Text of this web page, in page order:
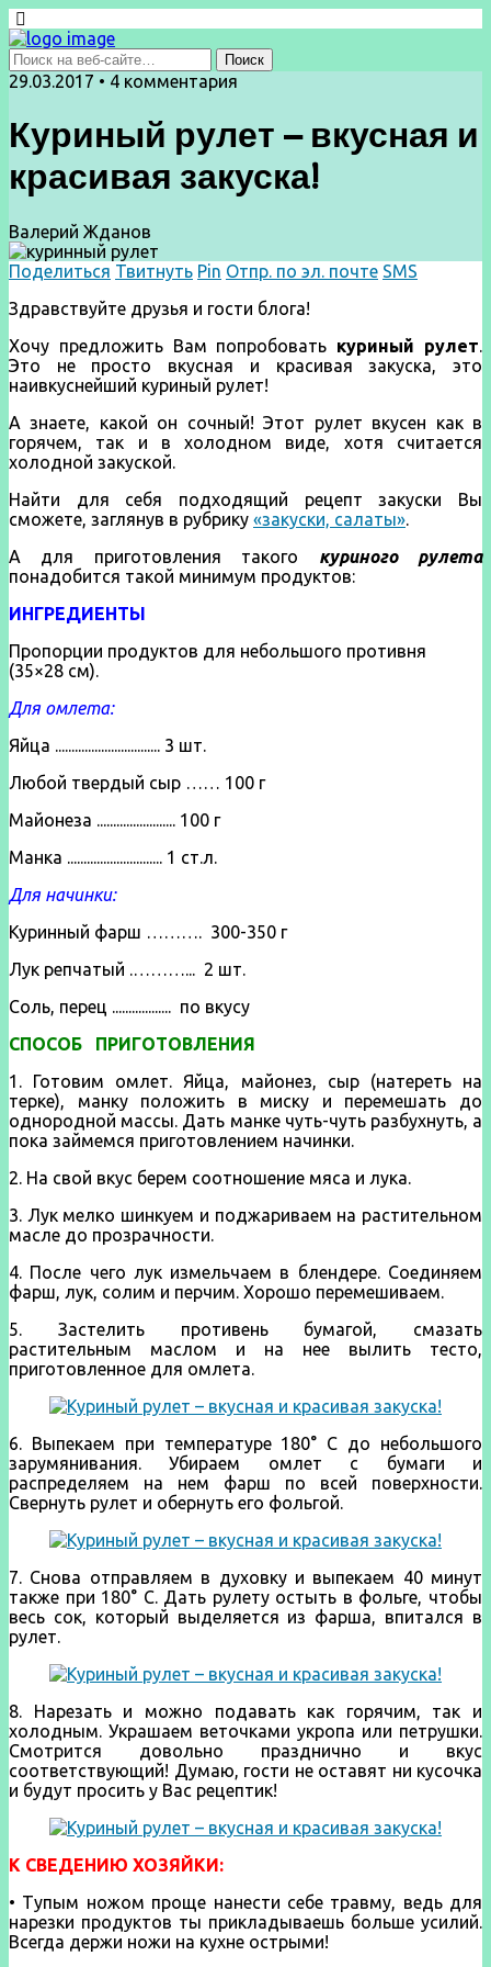
29.03.2017 • 4 комментария
Куриный рулет – вкусная и
красивая закуска!
Валерий Жданов
Поделиться Твитнуть Pin Отпр. по эл. почте SMS
Здравствуйте друзья и гости блога!
Хочу предложить Вам попробовать куриный рулет.
Это не просто вкусная и красивая закуска, это
наивкуснейший куриный рулет!
А знаете, какой он сочный! Этот рулет вкусен как в
горячем, так и в холодном виде, хотя считается
холодной закуской.
Найти для себя подходящий рецепт закуски Вы
сможете, заглянув в рубрику «закуски, салаты».
А для приготовления такого куриного рулета
понадобится такой минимум продуктов:
ИНГРЕДИЕНТЫ
Пропорции продуктов для небольшого противня
(35×28 см).
Для омлета:
Яйца ................................ 3 шт.
Любой твердый сыр …… 100 г
Майонеза ........................ 100 г
Манка ............................. 1 ст.л.
Для начинки:
Куринный фарш ………. 300-350 г
Лук репчатый .………... 2 шт.
Соль, перец .................. по вкусу
СПОСОБ ПРИГОТОВЛЕНИЯ
1. Готовим омлет. Яйца, майонез, сыр (натереть на
терке), манку положить в миску и перемешать до
однородной массы. Дать манке чуть-чуть разбухнуть, а
пока займемся приготовлением начинки.
2. На свой вкус берем соотношение мяса и лука.
3. Лук мелко шинкуем и поджариваем на растительном
масле до прозрачности.
4. После чего лук измельчаем в блендере. Соединяем
фарш, лук, солим и перчим. Хорошо перемешиваем.
5. Застелить противень бумагой, смазать
растительным маслом и на нее вылить тесто,
приготовленное для омлета.
6. Выпекаем при температуре 180° С до небольшого
зарумянивания. Убираем омлет с бумаги и
распределяем на нем фарш по всей поверхности.
Свернуть рулет и обернуть его фольгой.
7. Снова отправляем в духовку и выпекаем 40 минут
также при 180° С. Дать рулету остыть в фольге, чтобы
весь сок, который выделяется из фарша, впитался в
рулет.
8. Нарезать и можно подавать как горячим, так и
холодным. Украшаем веточками укропа или петрушки.
Смотрится довольно празднично и вкус
соответствующий! Думаю, гости не оставят ни кусочка
и будут просить у Вас рецептик!
К СВЕДЕНИЮ ХОЗЯЙКИ:
• Тупым ножом проще нанести себе травму, ведь для
нарезки продуктов ты прикладываешь больше усилий.
Всегда держи ножи на кухне острыми!